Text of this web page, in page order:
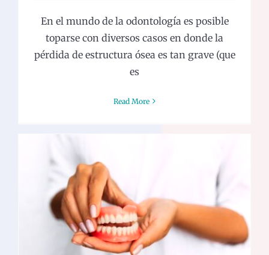
En el mundo de la odontología es posible
toparse con diversos casos en donde la
pérdida de estructura ósea es tan grave (que
es
Read More
Aprende a mejorar la utilidad de tu
dentadura postiza
General Odontología General